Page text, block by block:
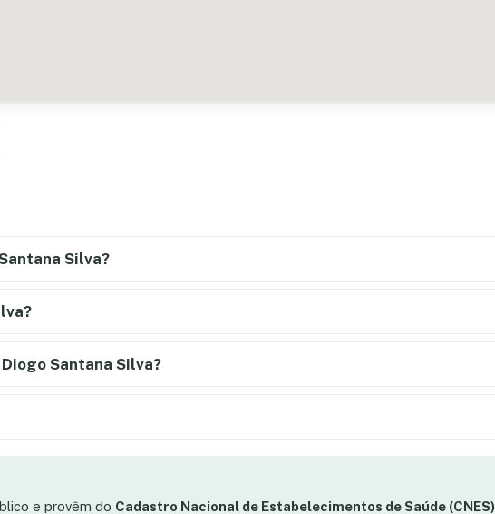
Silva?
Santana Silva?
e provêm do Cadastro Nacional de Estabelecimentos de Saúde (CNES)